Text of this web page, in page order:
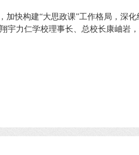
构建“大思政课”工作格局，深
宇力仁学校理事长、总校长康